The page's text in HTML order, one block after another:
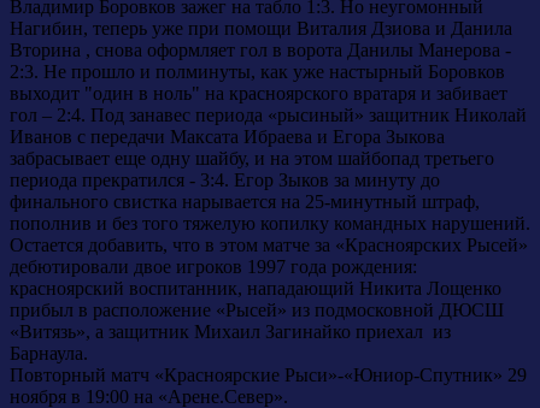
Владимир Боровков зажег на табло 1:3. Но неугомонный
Нагибин, теперь уже при помощи Виталия Дзиова и Данила
Вторина , снова оформляет гол в ворота Данилы Манерова -
2:3. Не прошло и полминуты, как уже настырный Боровков
выходит "один в ноль" на красноярского вратаря и забивает
гол – 2:4. Под занавес периода «рысиный» защитник Николай
Иванов с передачи Максата Ибраева и Егора Зыкова
забрасывает еще одну шайбу, и на этом шайбопад третьего
периода прекратился - 3:4. Егор Зыков за минуту до
финального свистка нарывается на 25-минутный штраф,
пополнив и без того тяжелую копилку командных нарушений.
Остается добавить, что в этом матче за «Красноярских Рысей»
дебютировали двое игроков 1997 года рождения:
красноярский воспитанник, нападающий Никита Лощенко
прибыл в расположение «Рысей» из подмосковной ДЮСШ
«Витязь», а защитник Михаил Загинайко приехал из
Барнаула.
Повторный матч «Красноярские Рыси»-«Юниор-Спутник» 29
ноября в 19:00 на «Арене.Север».